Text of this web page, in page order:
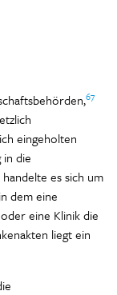
67
eingeholten
die
handelte es sich um
dem eine
eine Klinik die
liegt ein